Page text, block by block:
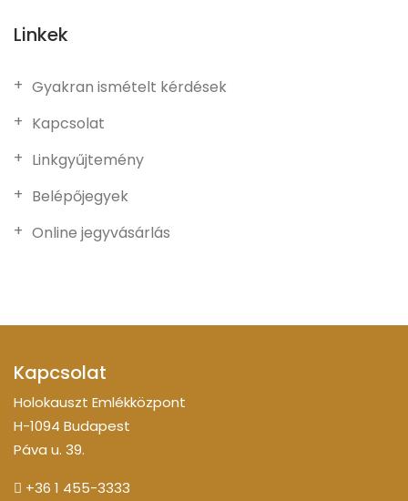
Linkek
Gyakran ismételt kérdések
Kapcsolat
Linkgyűjtemény
Belépőjegyek
Online jegyvásárlás
Kapcsolat
Holokauszt Emlékközpont
H-1094 Budapest
Páva u. 39.
+36 1 455-3333